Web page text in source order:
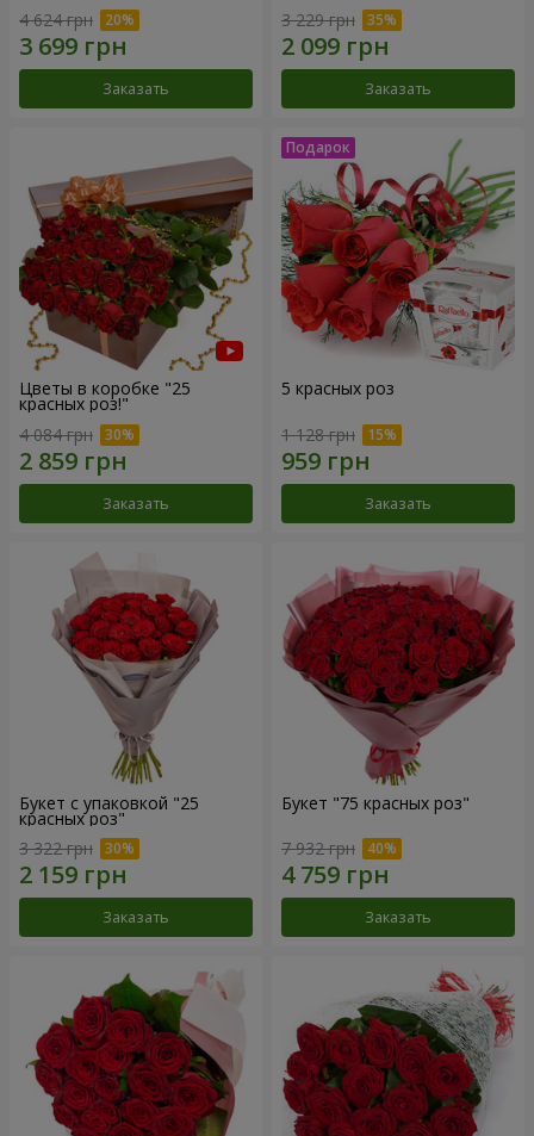
4 624 грн
Заказать
3 229 грн
Заказать
Цветы в коробке "25
красных роз!"
4 084 грн
Заказать
5 красных роз
1 128 грн
Заказать
Букет с упаковкой "25
красных роз"
3 322 грн
Заказать
Букет "75 красных роз"
7 932 грн
Заказать